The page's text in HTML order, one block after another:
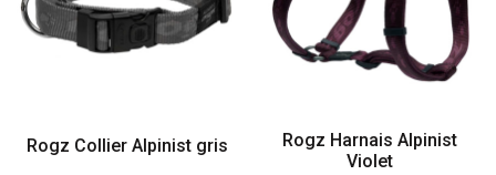
Rogz Collier Alpinist gris
Rogz Harnais Alpinist
Violet